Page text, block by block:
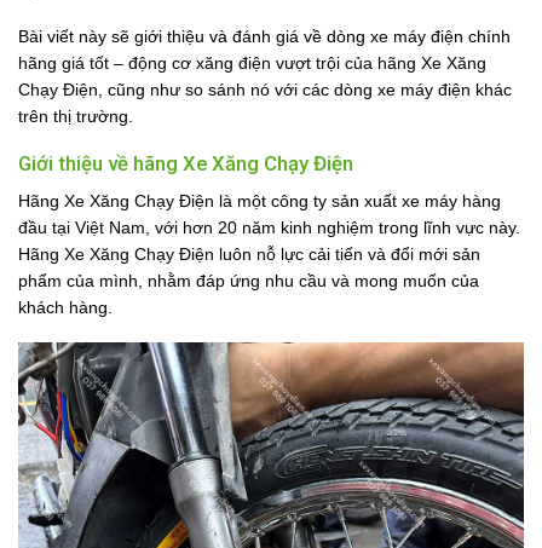
Bài viết này sẽ giới thiệu và đánh giá về dòng xe máy điện chính
hãng giá tốt – động cơ xăng điện vượt trội của hãng Xe Xăng
Chạy Điện, cũng như so sánh nó với các dòng xe máy điện khác
trên thị trường.
Giới thiệu về hãng Xe Xăng Chạy Điện
Hãng Xe Xăng Chạy Điện là một công ty sản xuất xe máy hàng
đầu tại Việt Nam, với hơn 20 năm kinh nghiệm trong lĩnh vực này.
Hãng Xe Xăng Chạy Điện luôn nỗ lực cải tiến và đổi mới sản
phẩm của mình, nhằm đáp ứng nhu cầu và mong muốn của
khách hàng.